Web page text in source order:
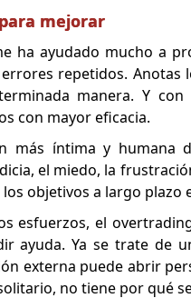
mejorar
ha ayudado mucho a
repetidos.
manera. Y
con mayor eficacia.
más íntima y humana
el miedo, la
objetivos a largo
esfuerzos, el
ayuda. Ya se trate de
externa puede abrir
no tiene por qué